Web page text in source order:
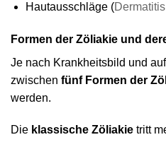
Hautausschläge (
Formen der Zöliakie und
Je nach Krankheitsbild und
zwischen fünf Formen der
werden.
Die klassische Zöliakie tritt